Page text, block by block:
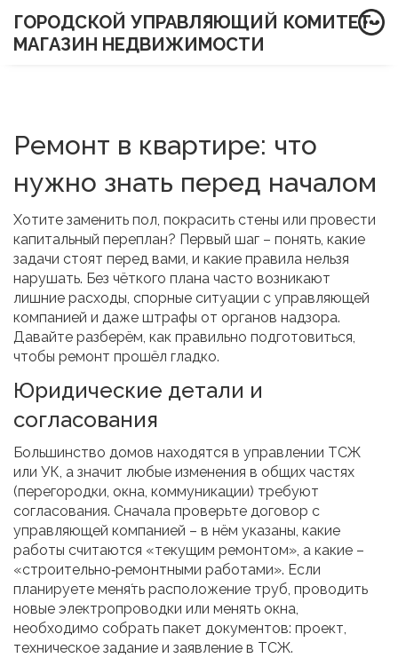
ГОРОДСКОЙ УПРАВЛЯЮЩИЙ КОМИТЕТ-
МАГАЗИН НЕДВИЖИМОСТИ
Ремонт в квартире: что
нужно знать перед началом
Хотите заменить пол, покрасить стены или провести
капитальный переплан? Первый шаг – понять, какие
задачи стоят перед вами, и какие правила нельзя
нарушать. Без чёткого плана часто возникают
лишние расходы, спорные ситуации с управляющей
компанией и даже штрафы от органов надзора.
Давайте разберём, как правильно подготовиться,
чтобы ремонт прошёл гладко.
Юридические детали и
согласования
Большинство домов находятся в управлении ТСЖ
или УК, а значит любые изменения в общих частях
(перегородки, окна, коммуникации) требуют
согласования. Сначала проверьте договор с
управляющей компанией – в нём указаны, какие
работы считаются «текущим ремонтом», а какие –
«строительно‑ремонтными работами». Если
планируете меня́ть расположение труб, проводить
новые электропроводки или менять окна,
необходимо собрать пакет документов: проект,
техническое задание и заявление в ТСЖ.